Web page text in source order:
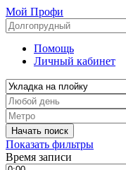
Мой Профи
Помощь
Личный кабинет
Показать фильтры
Время записи